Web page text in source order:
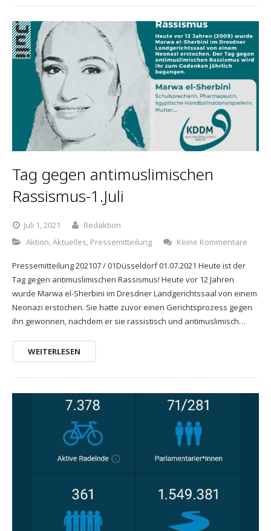
Tag gegen antimuslimischen
Rassismus-1.Juli
Juli 1, 2021
Redaktion
Aktion,Aktuelles, Pressemitteilung Keine Kommentare
Pressemitteilung 202107 / 01Düsseldorf 01.07.2021 Heute ist der
Tag gegen antimuslimischen Rassismus! Heute vor 12 Jahren
wurde Marwa el-Sherbini im Dresdner Landgerichtssaal von einem
Neonazi erstochen. Sie hatte zuvor einen Gerichtsprozess gegen
ihn gewonnen, nachdem er sie rassistisch und antimuslimisch…
WEITERLESEN